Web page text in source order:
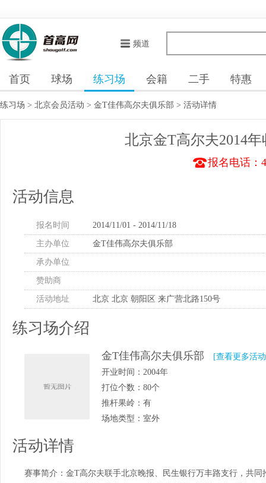
频道
首页 球场 练习场 会籍 二手 特惠
练习场 > 北京会员活动 > 金T佳伟高尔夫俱乐部 > 活动详情
北京金T高尔夫2014
报名电话：
活动信息
报名时间 2014/11/01 - 2014/11/18
主办单位 金T佳伟高尔夫俱乐部
承办单位
赞助商
活动地址 北京 北京 朝阳区 来广营北路150号
练习场介绍
金T佳伟高尔夫俱乐部
[查看更多活
开业时间： 2004年
打位个数： 80个
推杆果岭： 有
场地类型： 室外
活动详情
赛事简介：金T高尔夫联手北京晚报、民生银行万丰路支行，共